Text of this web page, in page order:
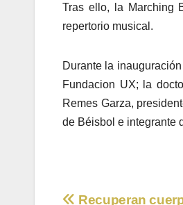
Tras ello, la Marching
repertorio musical.
Durante la
Fundacion UX; la
Remes Garza,
de Béisbol e integrante
Recuperan